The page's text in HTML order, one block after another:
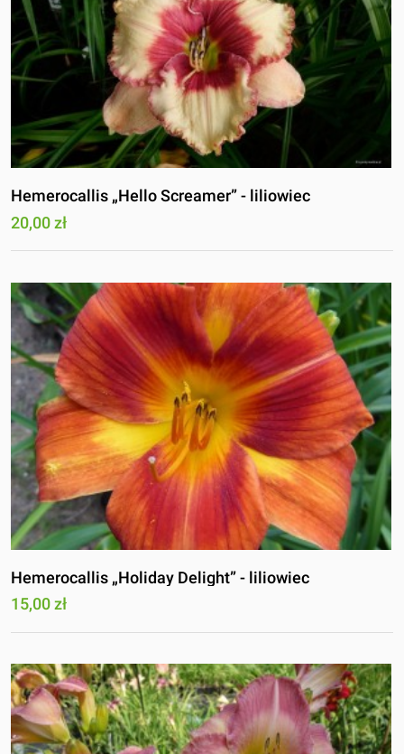
Hemerocallis „Hello Screamer” - liliowiec
20,00 zł
Hemerocallis „Holiday Delight” - liliowiec
15,00 zł